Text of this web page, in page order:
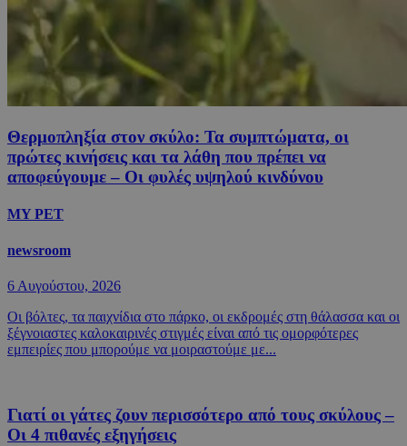
Θερμοπληξία στον σκύλο: Τα συμπτώματα, οι
πρώτες κινήσεις και τα λάθη που πρέπει να
αποφεύγουμε – Οι φυλές υψηλού κινδύνου
MY PET
newsroom
6 Αυγούστου, 2026
Οι βόλτες, τα παιχνίδια στο πάρκο, οι εκδρομές στη θάλασσα και οι
ξέγνοιαστες καλοκαιρινές στιγμές είναι από τις ομορφότερες
εμπειρίες που μπορούμε να μοιραστούμε με...
Γιατί οι γάτες ζουν περισσότερο από τους σκύλους –
Οι 4 πιθανές εξηγήσεις